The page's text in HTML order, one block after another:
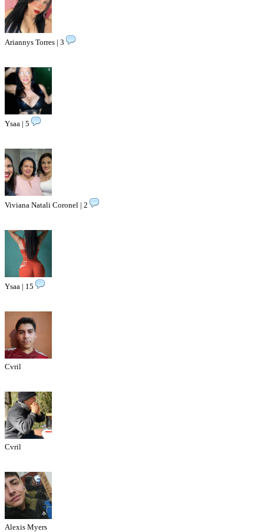
Ariannys Torres | 3
Ysaa | 5
Viviana Natali Coronel | 2
Ysaa | 15
Cvril
Cvril
Alexis Myers